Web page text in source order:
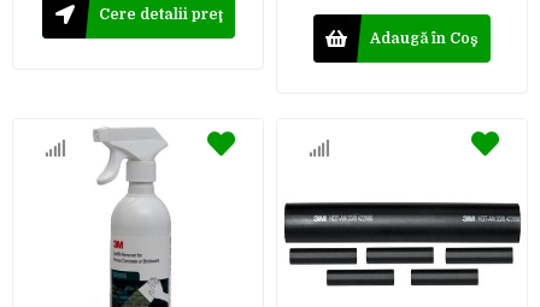
Cere detalii preţ
Adaugă în Coş